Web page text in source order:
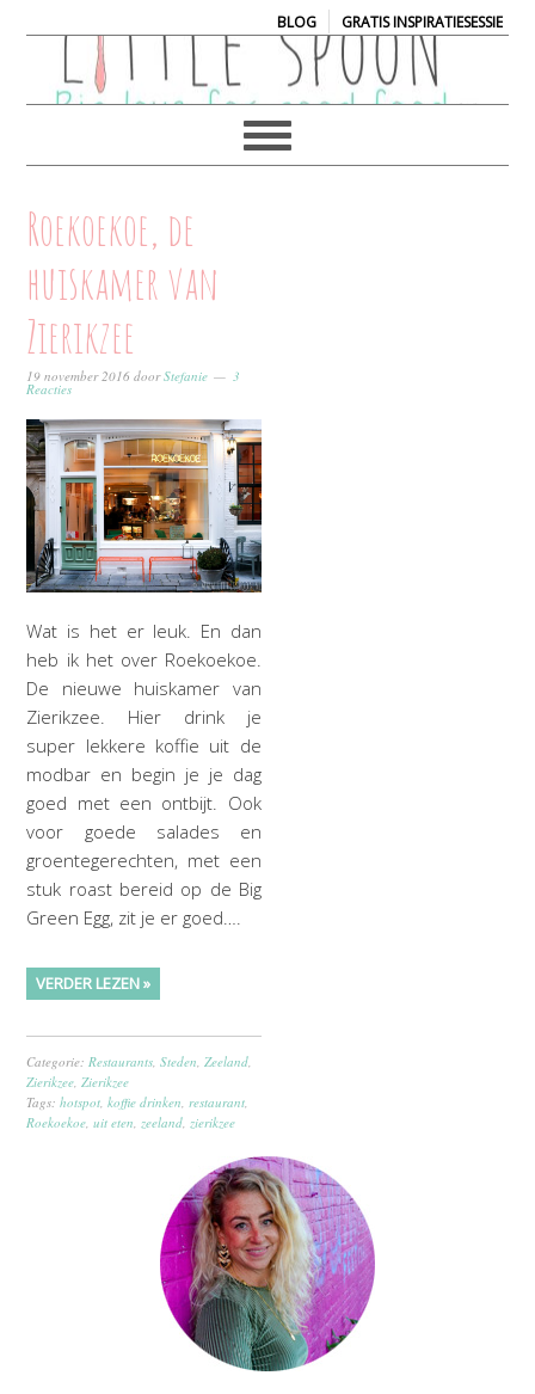
BLOG| GRATIS INSPIRATIESESSIE
Roekoekoe, de
huiskamer van
Zierikzee
19 november 2016 doorStefanie 3
Reacties
Wat is het er leuk. En dan
heb ik het over Roekoekoe.
De nieuwe huiskamer van
Zierikzee. Hier drink je
super lekkere koffie uit de
modbar en begin je je dag
goed met een ontbijt. Ook
voor goede salades en
groentegerechten, met een
stuk roast bereid op de Big
Green Egg, zit je er goed….
VERDER LEZEN »
Categorie:Restaurants,Steden,Zeeland,
Zierikzee,Zierikzee
Tags:hotspot,koffie drinken,restaurant,
Roekoekoe,uit eten,zeeland,zierikzee